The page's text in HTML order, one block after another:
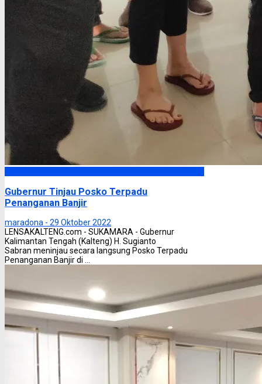
Gubernur Tinjau Posko Terpadu
Penanganan Banjir
maradona - 29 Oktober 2022
LENSAKALTENG.com - SUKAMARA - Gubernur
Kalimantan Tengah (Kalteng) H. Sugianto
Sabran meninjau secara langsung Posko Terpadu
Penanganan Banjir di ...